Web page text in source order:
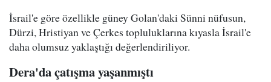
İsrail'e göre özellikle güney Golan'daki Sünni nüfusun,
Dürzi, Hristiyan ve Çerkes topluluklarına kıyasla İsrail'e
daha olumsuz yaklaştığı değerlendiriliyor.
Dera'da çatışma yaşanmıştı